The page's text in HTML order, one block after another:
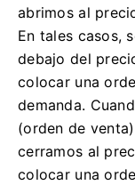
abrimos al
En tales casos,
debajo del
colocar una
demanda.
(orden de
cerramos al
colocar una